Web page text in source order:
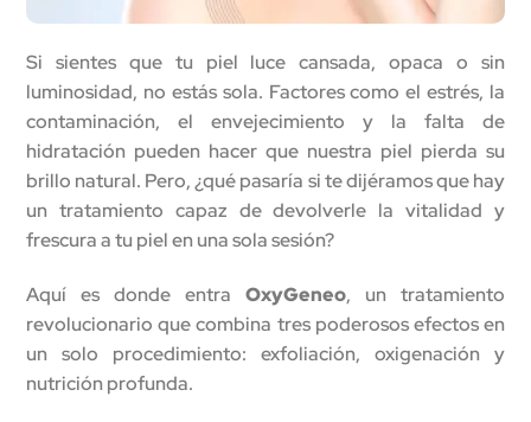
Si sientes que tu piel luce cansada, opaca o sin
luminosidad, no estás sola. Factores como el estrés, la
contaminación, el envejecimiento y la falta de
hidratación pueden hacer que nuestra piel pierda su
brillo natural. Pero, ¿qué pasaría si te dijéramos que hay
un tratamiento capaz de devolverle la vitalidad y
frescura a tu piel en una sola sesión?
Aquí es donde entra OxyGeneo, un tratamiento
revolucionario que combina tres poderosos efectos en
un solo procedimiento: exfoliación, oxigenación y
nutrición profunda.